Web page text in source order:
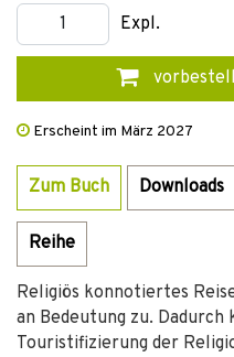
Expl.
Erscheint im März 2027
Zum Buch Downloads
Reihe
Religiös konnotiertes
an Bedeutung zu.
Touristifizierung der